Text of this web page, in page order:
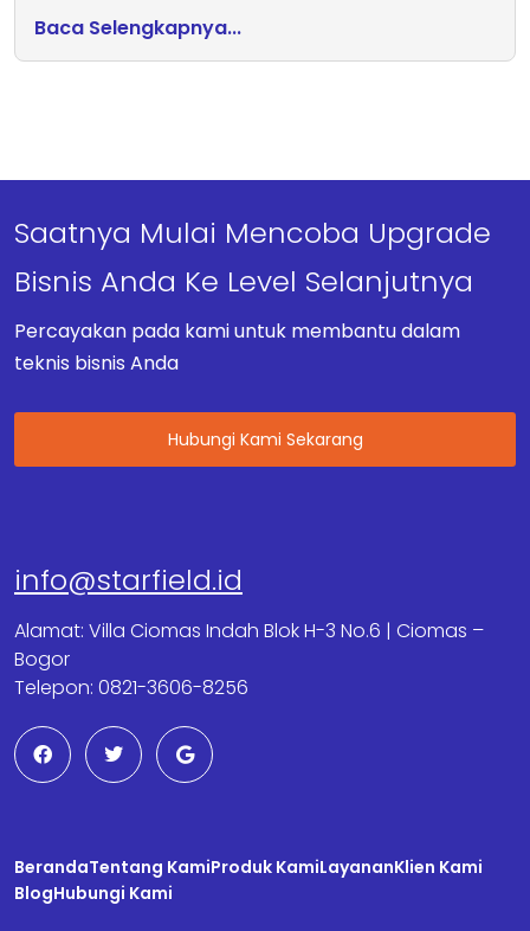
Baca Selengkapnya...
Saatnya Mulai Mencoba Upgrade
Bisnis Anda Ke Level Selanjutnya
Percayakan pada kami untuk membantu dalam
teknis bisnis Anda
Hubungi Kami Sekarang
info@starfield.id
Alamat: Villa Ciomas Indah Blok H-3 No.6 | Ciomas –
Bogor
Telepon: 0821-3606-8256
F
a
c
e
k
T
w
t
G
o
o
g
BerandaTentang KamiProduk KamiLayananKlien Kami
BlogHubungi Kami